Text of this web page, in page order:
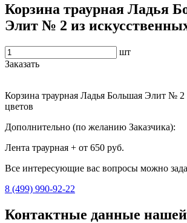
Корзина траурная Ладья
Элит № 2 из
шт
Заказать
Корзина траурная Ладья Большая Элит № 2
цветов
Дополнительно (по желанию Заказчика):
Лента траурная + от 650 руб.
Все интересующие вас вопросы можно
8 (499) 990-92-22
Контактные данные